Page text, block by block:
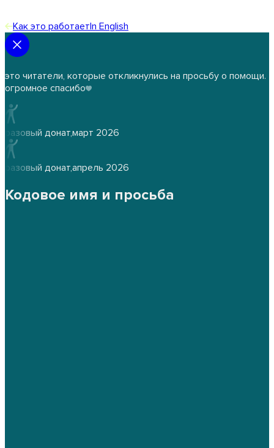
Как это работаетIn English
это читатели, которые откликнулись на просьбу о помощи.
огромное спасибо
разовый донат,март 2026
разовый донат,апрель 2026
Кодовое имя и просьба